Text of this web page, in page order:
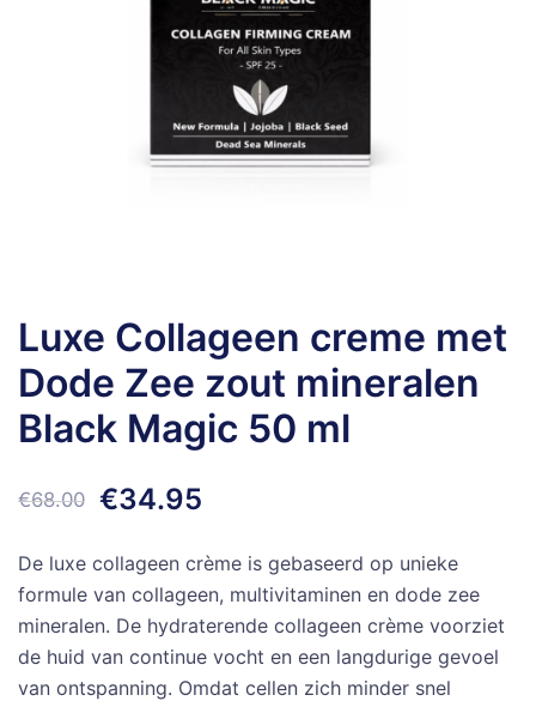
Luxe Collageen creme met
Dode Zee zout mineralen
Black Magic 50 ml
€68.00 Oorspronkelijke
was:
€68.00.
€34.95
prijs
is:
€34.95.
De luxe collageen crème is gebaseerd op unieke
formule van collageen, multivitaminen en dode zee
mineralen. De hydraterende collageen crème voorziet
de huid van continue vocht en een langdurige gevoel
van ontspanning. Omdat cellen zich minder snel